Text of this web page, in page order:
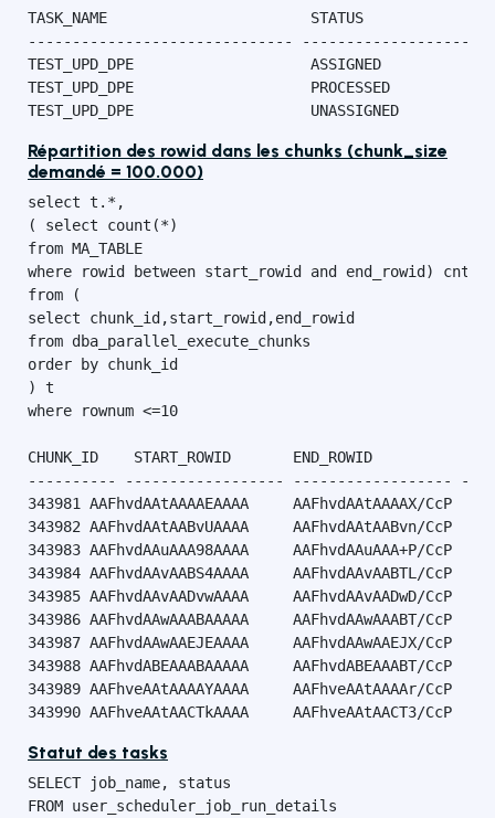
TASK_NAME                       STATUS
------------------------------ --------------------
TEST_UPD_DPE                    ASSIGNED
TEST_UPD_DPE                    PROCESSED
TEST_UPD_DPE                    UNASSIGNED
Répartition des rowid dans les chunks (chunk_size
demandé = 100.000)
select t.*,
( select count(*)
from MA_TABLE
where rowid between start_rowid and end_rowid) cnt
from (
select chunk_id,start_rowid,end_rowid
from dba_parallel_execute_chunks
order by chunk_id
) t
where rownum <=10
CHUNK_ID    START_ROWID       END_ROWID           CNT
---------- ------------------ ------------------
343981 AAFhvdAAtAAAAEAAAA     AAFhvdAAtAAAAX/CcP
343982 AAFhvdAAtAABvUAAAA     AAFhvdAAtAABvn/CcP
343983 AAFhvdAAuAAA98AAAA     AAFhvdAAuAAA+P/CcP
343984 AAFhvdAAvAABS4AAAA     AAFhvdAAvAABTL/CcP
343985 AAFhvdAAvAADvwAAAA     AAFhvdAAvAADwD/CcP
343986 AAFhvdAAwAAABAAAAA     AAFhvdAAwAAABT/CcP
343987 AAFhvdAAwAAEJEAAAA     AAFhvdAAwAAEJX/CcP
343988 AAFhvdABEAAABAAAAA     AAFhvdABEAAABT/CcP
343989 AAFhveAAtAAAAYAAAA     AAFhveAAtAAAAr/CcP
343990 AAFhveAAtAACTkAAAA     AAFhveAAtAACT3/CcP
Statut des tasks
SELECT job_name, status
FROM user_scheduler_job_run_details